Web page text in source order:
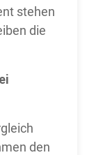
stehen
die
den